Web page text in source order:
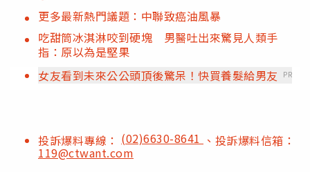
更多最新熱門議題：中聯致癌油風暴
吃甜筒冰淇淋咬到硬塊 男醫吐出來驚見人類手
指：原以為是堅果
女友看到未來公公頭頂後驚呆！快買養髮給男友
PR
投訴爆料專線： (02)6630-8641 、投訴爆料信箱：
119@ctwant.com